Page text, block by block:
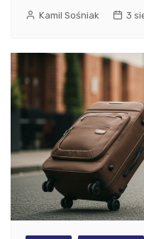
Kamil Sośniak 3